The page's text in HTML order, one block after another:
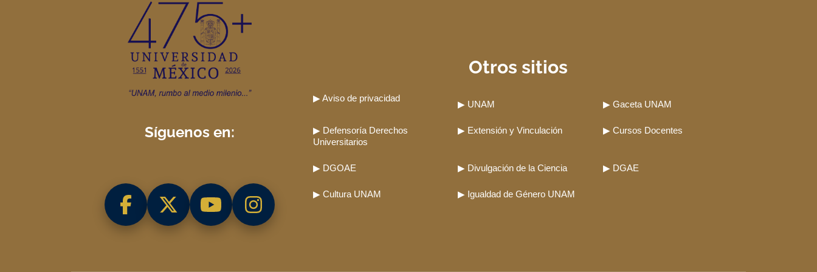
Síguenos en:
Otros sitios
▶ Aviso de privacidad
▶ UNAM ▶ Gaceta UNAM
▶ Defensoría Derechos
Universitarios
▶ Extensión y Vinculación ▶ Cursos Docentes
▶ DGOAE ▶ Divulgación de la Ciencia ▶ DGAE
▶ Cultura UNAM ▶ Igualdad de Género UNAM